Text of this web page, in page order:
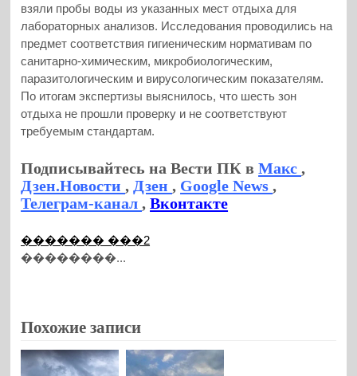
взяли пробы воды из указанных мест отдыха для
лабораторных анализов. Исследования проводились на
предмет соответствия гигиеническим нормативам по
санитарно-химическим, микробиологическим,
паразитологическим и вирусологическим показателям.
По итогам экспертизы выяснилось, что шесть зон
отдыха не прошли проверку и не соответствуют
требуемым стандартам.
Подписывайтесь на Вести ПК вМакс,
Дзен.Новости, Дзен, Google News,
Телеграм-канал,Вконтакте
������� ���2
��������...
Похожие записи